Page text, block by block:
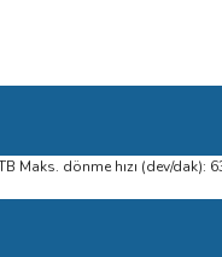
Maks. dönme hızı (dev/dak):